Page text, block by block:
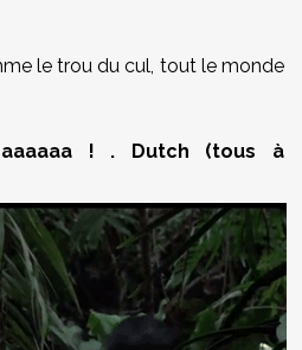
le trou du cul, tout le monde
! . Dutch (tous à